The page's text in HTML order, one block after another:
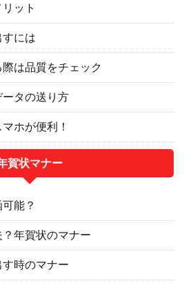
ット
には
は品質をチェック
タの送り方
ホが便利！
賀状マナー
能？
年賀状のマナー
時のマナー